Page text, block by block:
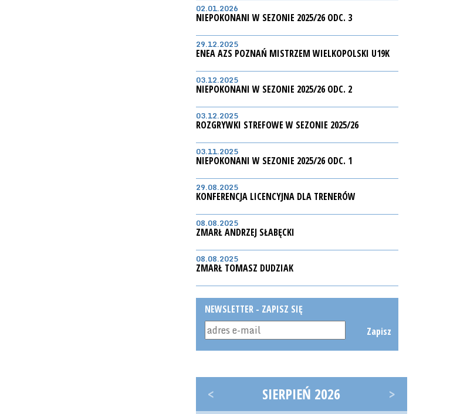
02.01.2026
NIEPOKONANI W SEZONIE 2025/26 ODC. 3
29.12.2025
ENEA AZS POZNAŃ MISTRZEM WIELKOPOLSKI U19K
03.12.2025
NIEPOKONANI W SEZONIE 2025/26 ODC. 2
03.12.2025
ROZGRYWKI STREFOWE W SEZONIE 2025/26
03.11.2025
NIEPOKONANI W SEZONIE 2025/26 ODC. 1
29.08.2025
KONFERENCJA LICENCYJNA DLA TRENERÓW
08.08.2025
ZMARŁ ANDRZEJ SŁABĘCKI
08.08.2025
ZMARŁ TOMASZ DUDZIAK
NEWSLETTER - ZAPISZ SIĘ
Zapisz
< SIERPIEŃ 2026 >